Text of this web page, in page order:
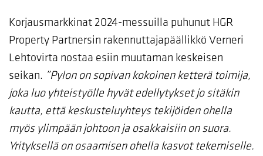
Korjausmarkkinat 2024-messuilla puhunut HGR
Property Partnersin rakennuttajapäällikkö Verneri
Lehtovirta nostaa esiin muutaman keskeisen
seikan. ”Pylon on sopivan kokoinen ketterä toimija,
joka luo yhteistyölle hyvät edellytykset jo sitäkin
kautta, että keskusteluyhteys tekijöiden ohella
myös ylimpään johtoon ja osakkaisiin on suora.
Yrityksellä on osaamisen ohella kasvot tekemiselle.